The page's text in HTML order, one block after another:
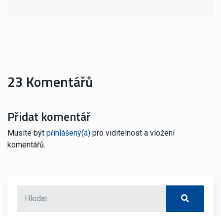
23 Komentářů
Přidat komentář
Musíte být přihlášený(á) pro viditelnost a vložení
komentářů.